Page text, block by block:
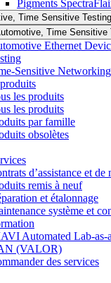
Pigments
Time Sensitive Testing
Time Sensitive
Ethernet
Sensitive
les produits
les produits
par famille
obsolètes
d’assistance et de
remis à neuf
et étalonnage
système et
Automated Lab-as-
(VALOR)
des services